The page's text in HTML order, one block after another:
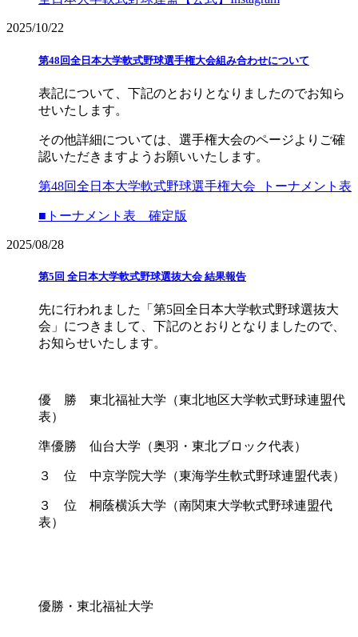
2025/10/22
第48回全日本大学軟式野球選手権大会組み合わせについて
表記について、下記のとおりとなりましたのでお知ら
せいたします。
その他詳細については、選手権大会のページよりご確
認いただきますようお願いいたします。
第48回全日本大学軟式野球選手権大会_トーナメント表
■トーナメント表 確定版
2025/08/28
第5回 全日本大学軟式野球選抜大会 結果報告
先に行われました「第5回全日本大学軟式野球選抜大
会」につきまして、下記のとおりとなりましたので、
お知らせいたします。
優 勝 東北福祉大学（東北地区大学軟式野球連盟代
表）
準優勝 仙台大学（奥羽・東北ブロック代表）
３ 位 中京学院大学（東海学生軟式野球連盟代表）
３ 位 桐蔭横浜大学（南関東大学軟式野球連盟代
表）
優勝・東北福祉大学